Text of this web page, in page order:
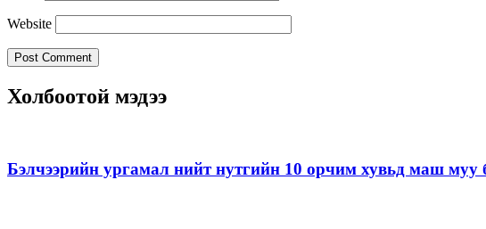
Website
Холбоотой мэдээ
Бэлчээрийн ургамал нийт нутгийн 10 орчим хувьд маш муу